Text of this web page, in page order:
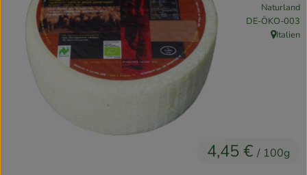
Kühlschrank
Brotkorb
Vorratskammer
4,45 € / 100g
Naturland
, Kontrollstelle:
DE-ÖKO-003
,Italien